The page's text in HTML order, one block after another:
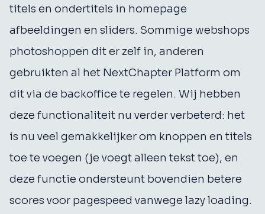
titels en ondertitels in homepage
afbeeldingen en sliders. Sommige webshops
photoshoppen dit er zelf in, anderen
gebruikten al het NextChapter Platform om
dit via de backoffice te regelen. Wij hebben
deze functionaliteit nu verder verbeterd: het
is nu veel gemakkelijker om knoppen en titels
toe te voegen (je voegt alleen tekst toe), en
deze functie ondersteunt bovendien betere
scores voor pagespeed vanwege lazy loading.